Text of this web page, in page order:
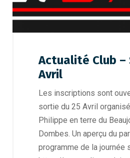
Actualité Club –
Avril
Les inscriptions sont
sortie du 25 Avril
Philippe en terre du
Dombes. Un aperçu du
programme de la journée